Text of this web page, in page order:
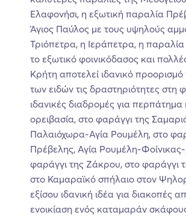
Ελαφονήσι, η εξωτική παραλία
Άγιος Παύλος με τους υψηλούς
Τριόπετρα, η Ιεράπετρα, η παραλία
το εξωτικό φοινικόδασος και
Κρήτη αποτελεί ιδανικό
των ειδών τις δραστηριότητες στη
ιδανικές διαδρομές για περπάτημα
ορειβασία, στο φαράγγι της
Παλαιόχωρα-Αγία Ρουμέλη, στο
Πρέβελης, Αγία Ρουμέλη-
φαράγγι της Ζάκρου, στο φαράγγι
στο Καμαραϊκό σπήλαιο στον
εξίσου ιδανική ιδέα για διακοπές
ενοικίαση ενός καταμαράν